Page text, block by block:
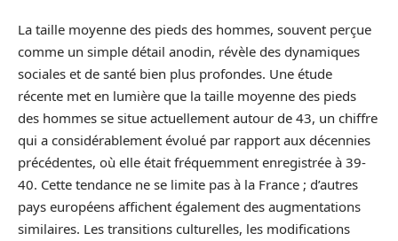
La taille moyenne des pieds des hommes, souvent perçue
comme un simple détail anodin, révèle des dynamiques
sociales et de santé bien plus profondes. Une étude
récente met en lumière que la taille moyenne des pieds
des hommes se situe actuellement autour de 43, un chiffre
qui a considérablement évolué par rapport aux décennies
précédentes, où elle était fréquemment enregistrée à 39-
40. Cette tendance ne se limite pas à la France ; d’autres
pays européens affichent également des augmentations
similaires. Les transitions culturelles, les modifications